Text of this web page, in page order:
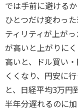
では手前に避ける
ひとつだけ変わっ
ティリティが上が
が高いと上がりに
高いと、ドル買い
くくなり、円安に
と、日経平均3万円
半年分遅れるのに